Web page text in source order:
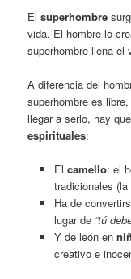
Elsuperhombre
vida. El hombre lo
superhombre llena el
A diferencia del
superhombre es
llegar a serlo, hay
espirituales:
El camello: el
tradicionales (la
Ha de
lugar de “tú
Y de león en
creativo e